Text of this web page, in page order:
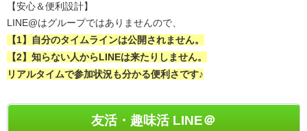
【安心＆便利設計】
LINE@はグループではありませんので、
【1】自分のタイムラインは公開されません。
【2】知らない人からLINEは来たりしません。
リアルタイムで参加状況も分かる便利さです♪
友活・趣味活 LINE＠